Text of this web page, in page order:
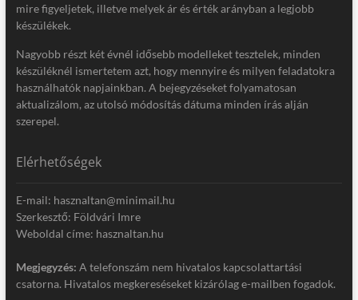
mire figyeljetek, illetve melyek ár és érték arányban a legjobb
készülékek.
Nagyobb részt két évnél idősebb modelleket tesztelek, minden
készüléknél ismertetem azt, hogy mennyire és milyen feladatokra
használhatók napjainkban. A bejegyzéseket folyamatosan
aktualizálom, az utolsó módosítás dátuma minden írás alján
szerepel.
Elérhetőségek
E-mail: hasznaltan@minimail.hu
Szerkesztő: Földvári Imre
Weboldal címe: hasznaltan.hu
Megjegyzés: A telefonszám nem hivatalos kapcsolattartási
csatorna. Hivatalos megkereséseket kizárólag e-mailben fogadok.